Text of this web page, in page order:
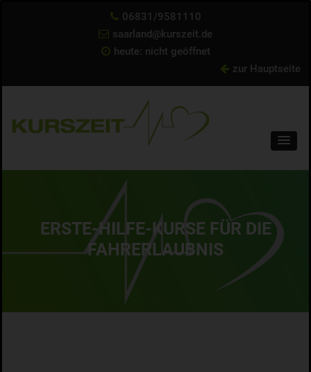
06831/9581110
saarland@kurszeit.de
heute: nicht geöffnet
zur Hauptseite
ERSTE-HILFE-KURSE FÜR DIE
FAHRERLAUBNIS